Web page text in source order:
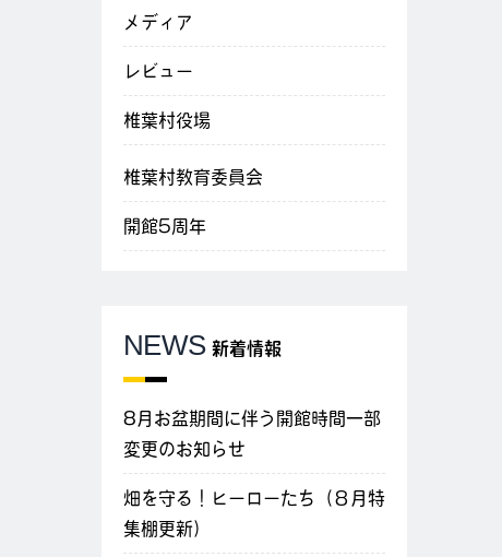
メディア
レビュー
椎葉村役場
椎葉村教育委員会
開館5周年
NEWS 新着情報
8月お盆期間に伴う開館時間一部
変更のお知らせ
畑を守る！ヒーローたち（８月特
集棚更新）